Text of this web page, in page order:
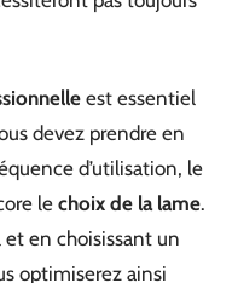
est essentiel
devez prendre en
d’utilisation, le
le choix de la lame.
en choisissant un
optimiserez ainsi